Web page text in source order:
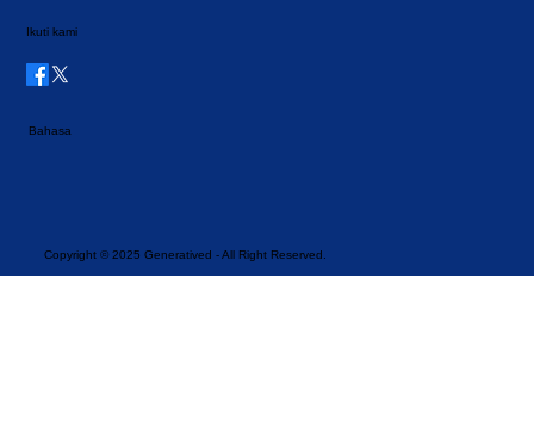
Copyright © 2025 Generatived - All Right Reserved.
Ikuti kami
Bahasa